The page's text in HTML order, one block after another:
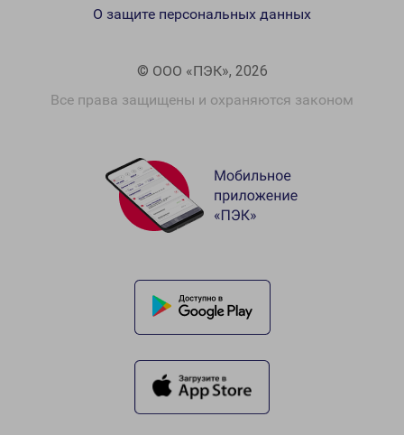
© ООО «ПЭК», 2026
Все права защищены и охраняются законом
О защите персональных данных